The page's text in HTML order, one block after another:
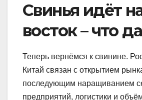
Свинья идёт
восток – что
Теперь вернёмся к свинине.
Китай связан с открытием
последующим наращиванием
предприятий, логистики и